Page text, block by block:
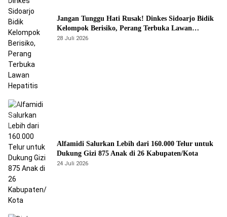
Jangan Tunggu Hati Rusak! Dinkes Sidoarjo Bidik
Kelompok Berisiko, Perang Terbuka Lawan
Hepatitis
28 Juli 2026
Alfamidi Salurkan Lebih dari 160.000 Telur untuk
Dukung Gizi 875 Anak di 26 Kabupaten/Kota
24 Juli 2026